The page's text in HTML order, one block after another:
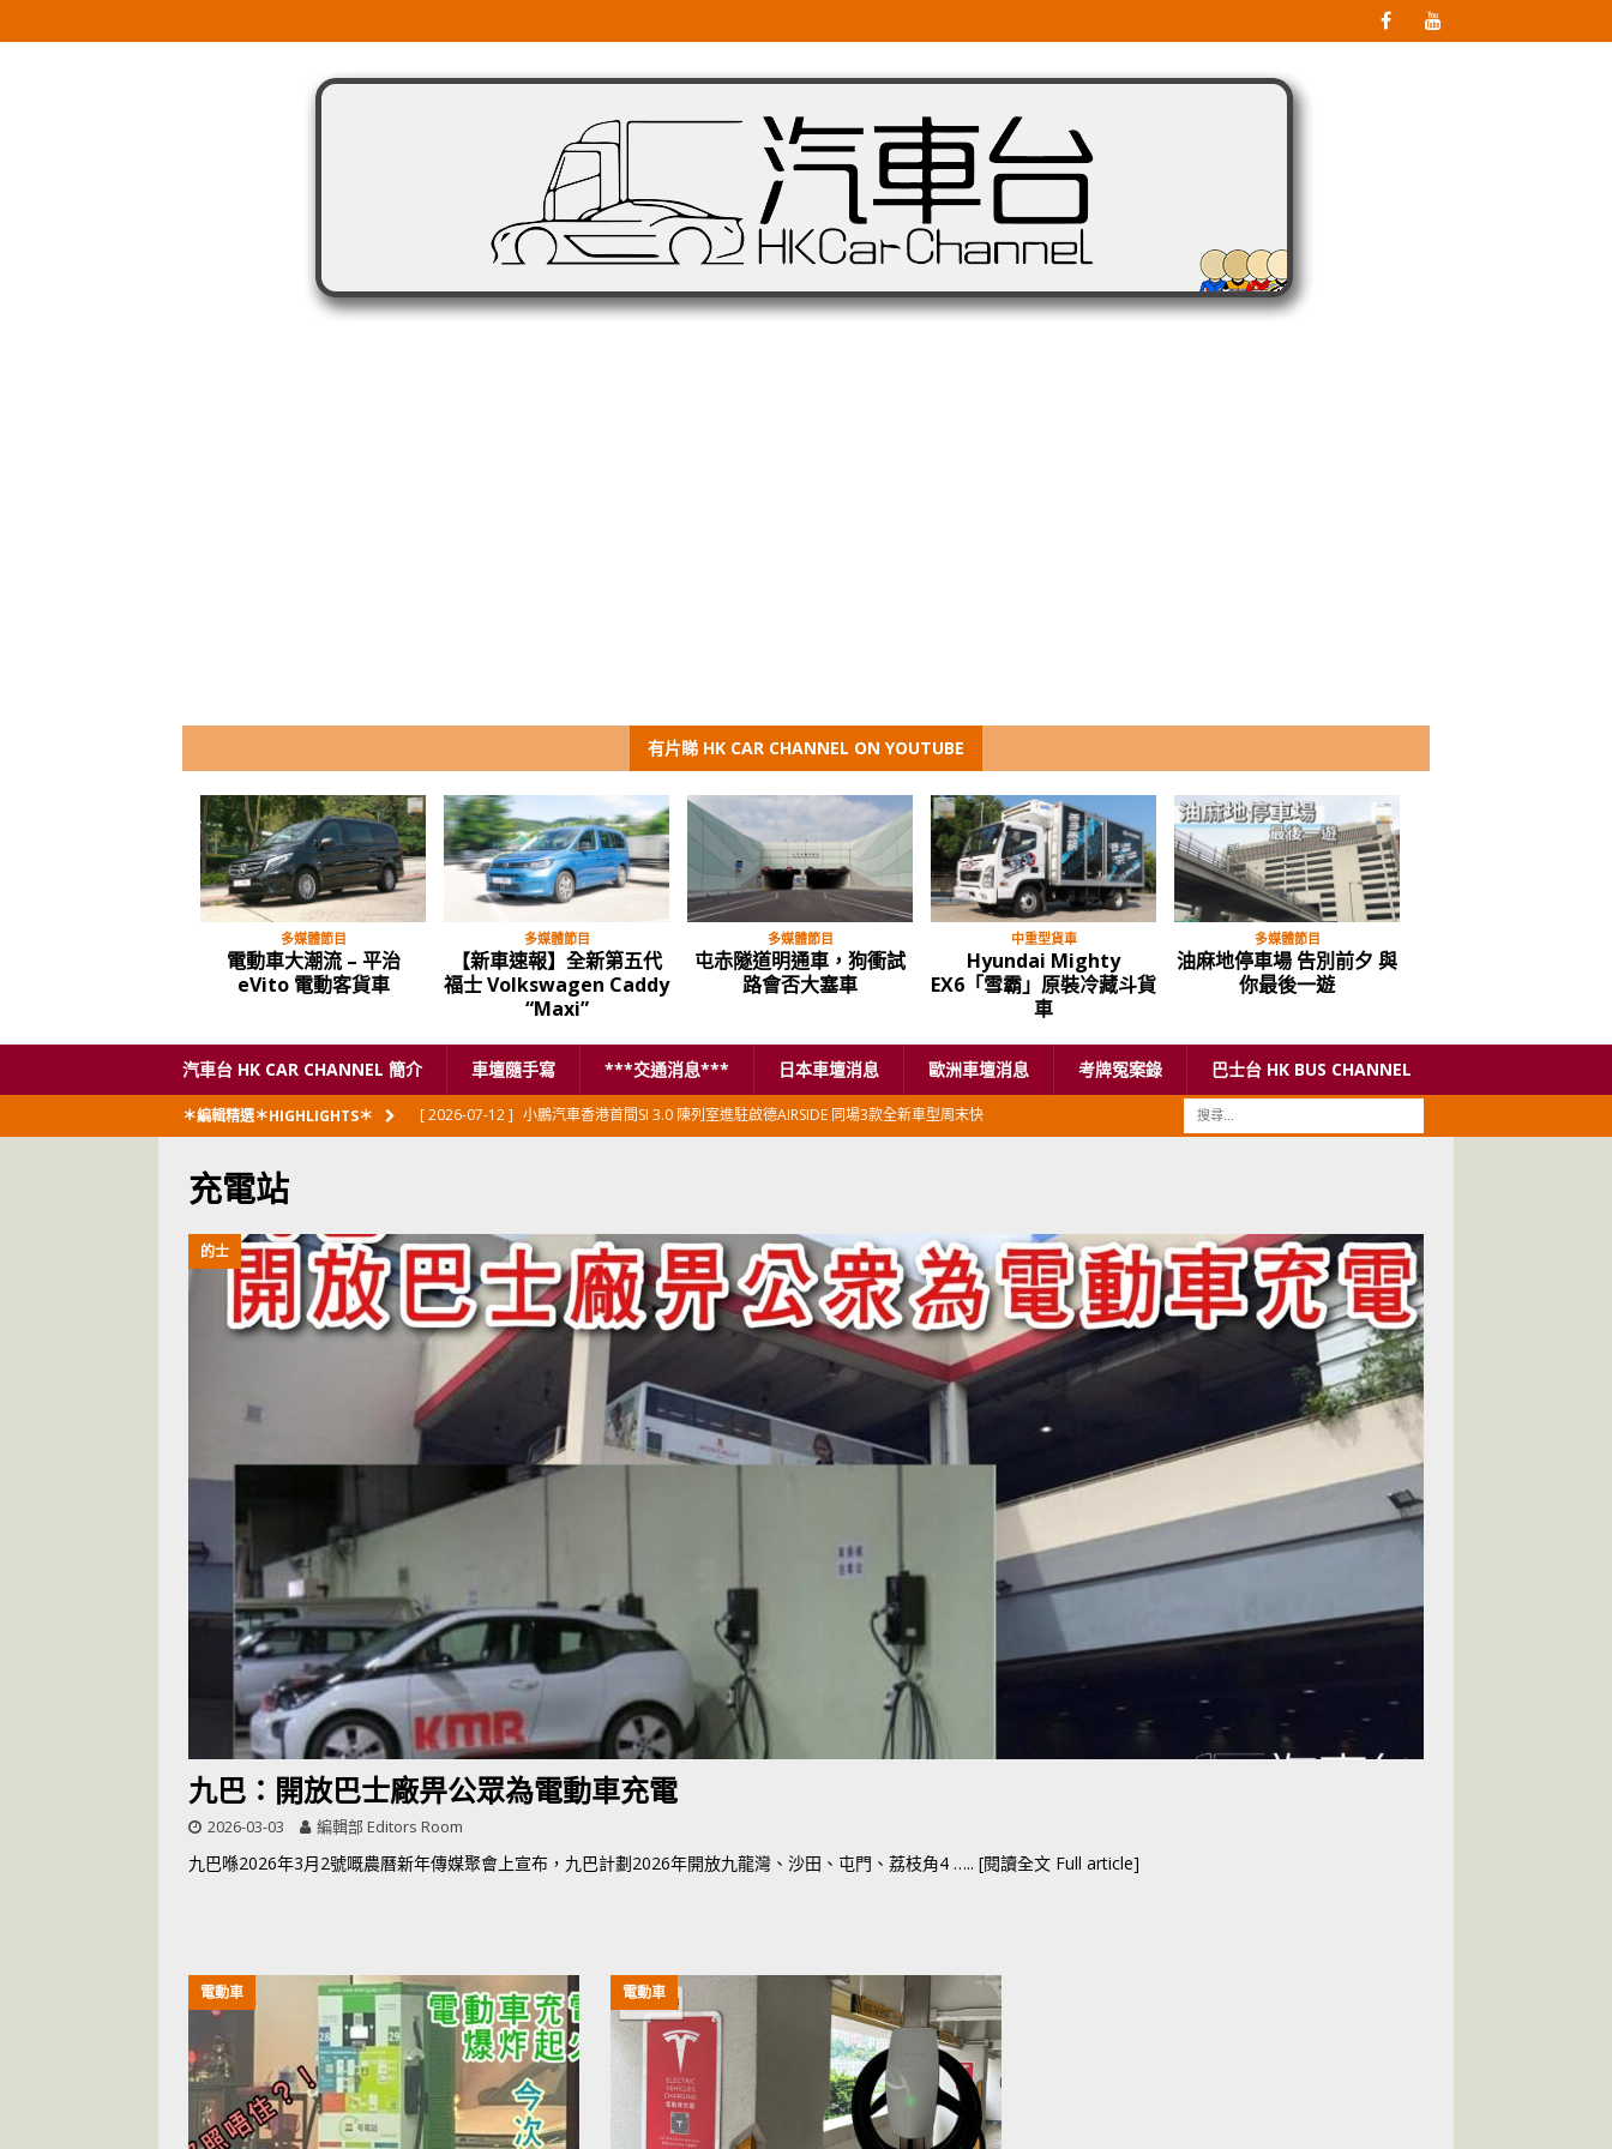
有片睇 HK CAR CHANNEL ON YOUTUBE
多媒體節目
電動車大潮流 – 平治
eVito 電動客貨車
多媒體節目
【新車速報】全新第五代
福士 Volkswagen Caddy
“Maxi”
多媒體節目
屯赤隧道明通車，狗衝試
路會否大塞車
中重型貨車
Hyundai Mighty
EX6「雪霸」原裝冷藏斗貨
車
多媒體節目
油麻地停車場 告別前夕 與
你最後一遊
汽車台 HK CAR CHANNEL 簡介 車壇隨手寫 ***交通消息*** 日本車壇消息 歐洲車壇消息 考牌冤案錄 巴士台 HK BUS CHANNEL
＊編輯精選＊HIGHLIGHTS＊ [ 2026-07-12 ] 小鵬汽車香港首間SI 3.0 陳列室進駐啟德AIRSIDE 同場3款全新車型周末快
[ 2026-06-12 ] 「香港車仔展2026」再嚟喇
汽車模型玩具
[ 2026-06-08 ] 新加坡組屋區輕型商用車停車場減租
東南亞汽車
[ 2026-06-08 ] UBER 香港七宗罪之「第七宗罪」一切禍源，由抽盲盒開始
交通評論
[ 2026-05-28 ]
UBER 香港七宗罪之「第六宗罪」愛回家唔止回唔到家 跣司機勁過謝拉特
世紀一跣
交通評論
UBER 香港七宗罪之「第五宗罪」金鋼箍五花大綁 司機哽唔落都要硬哽到
交通評論
[ 2026-05-27 ]
UBER 香港七宗罪之「第四宗罪」Mission Impossible 但 Uber 唔止話之
你！
交通評論
[ 2026-07-14 ]
荃灣路荔景新出口日日撞，預咗㗎啦
充電站
的士
九巴：開放巴士廠畀公眾為電動車充電
2026-03-03 編輯部 Editors Room
九巴喺2026年3月2號嘅農曆新年傳媒聚會上宣布，九巴計劃2026年開放九龍灣、沙田、屯門、荔枝角4 ….. [閱讀全文 Full article]
電動車 電動車